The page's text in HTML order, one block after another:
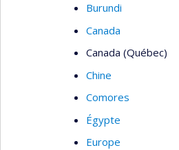
Burundi
Canada
Canada (Québec)
Chine
Comores
Égypte
Europe